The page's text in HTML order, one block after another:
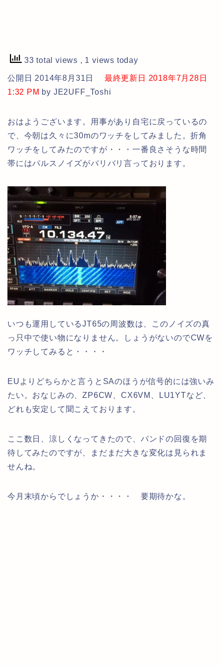
33 total views , 1 views today
公開日 2014年8月31日
最終更新日 2018年7月28日
1:32 PM by JE2UFF_Toshi
おはようございます。用事があり自宅に戻っているの
で、今朝は久々に30mのワッチをしてみました。折角
ワッチをしてみたのですが・・・一番良さそうな時間
帯にはパルスノイズがバリバリ言っております。
いつも運用しているJT65の周波数は、このノイズの真
っ只中で使い物になりません。しょうがないのでCWを
ワッチしてみると・・・・
EUよりどちらかと言うとSAのほうが信号的には強いみ
たい。おなじみの、ZP6CW、CX6VM、LU1YTなど、
どれも安定して聞こえております。
ここ数日、涼しくなってきたので、バンドの回復を期
待してみたのですが、まだまだ大きな変化は見られま
せんね。
今月末頃からでしょうか・・・・ 要期待かな。